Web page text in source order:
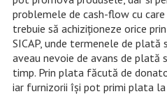
problemele de cash-flow cu
trebuie să achiziţioneze orice
SICAP, unde termenele de
aveau nevoie de avans de plată
timp. Prin plata făcută de
iar furnizorii îşi pot primi plata